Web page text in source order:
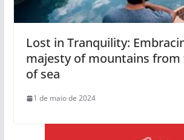
Lost in Tranquility:
majesty of mountains
of sea
1 de maio de 2024